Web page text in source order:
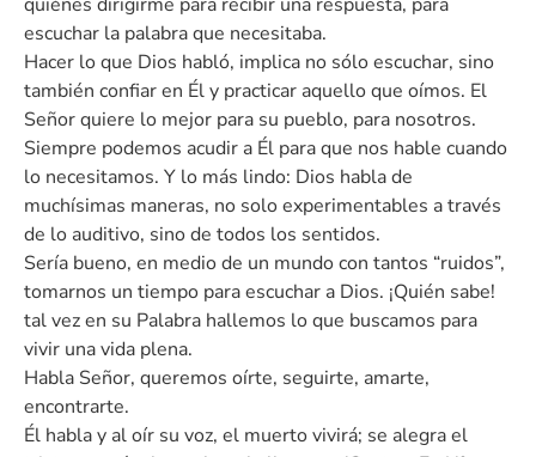
escuchar la palabra que necesitaba.
Hacer lo que Dios habló, implica no sólo escuchar, sino
también confiar en Él y practicar aquello que oímos. El
Señor quiere lo mejor para su pueblo, para nosotros.
Siempre podemos acudir a Él para que nos hable cuando
lo necesitamos. Y lo más lindo: Dios habla de
muchísimas maneras, no solo experimentables a través
de lo auditivo, sino de todos los sentidos.
Sería bueno, en medio de un mundo con tantos “ruidos”,
tomarnos un tiempo para escuchar a Dios. ¡Quién sabe!
tal vez en su Palabra hallemos lo que buscamos para
vivir una vida plena.
Habla Señor, queremos oírte, seguirte, amarte,
encontrarte.
Él habla y al oír su voz, el muerto vivirá; se alegra el